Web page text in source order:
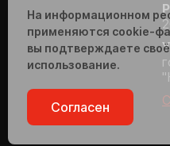
На информационном
применяются cookie-
вы подтверждаете
использование.
Согласен